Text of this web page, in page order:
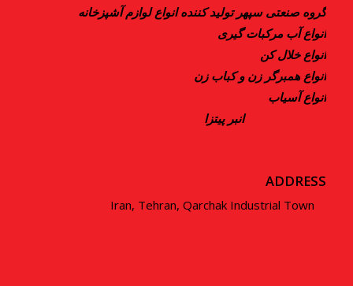
گروه صنعتی سپهر تولید کننده انواع لوازم آشپزخانه
انواع آب مرکبات گیری
انواع خلال کن
انواع همبرگر زن و کباب زن
انواع آسیاب
انبر پیتزا
ADDRESS
Iran, Tehran, Qarchak Industrial Town